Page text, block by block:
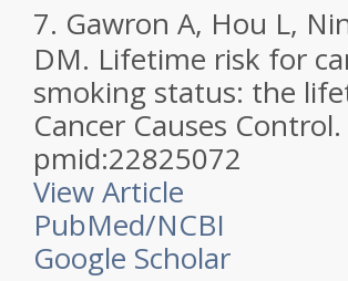
7. Gawron A, Hou L,
DM. Lifetime risk for
smoking status: the
Cancer Causes
pmid:22825072
View Article
PubMed/NCBI
Google Scholar